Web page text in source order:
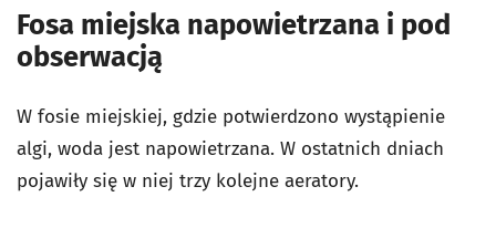
Fosa miejska napowietrzana i pod
obserwacją
W fosie miejskiej, gdzie potwierdzono wystąpienie
algi, woda jest napowietrzana. W ostatnich dniach
pojawiły się w niej trzy kolejne aeratory.